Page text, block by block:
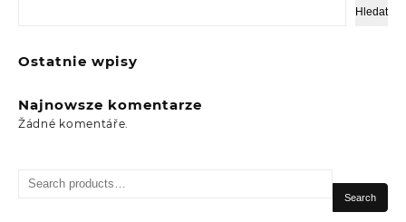
Hledat
Ostatnie wpisy
Najnowsze komentarze
Žádné komentáře.
Search
Search